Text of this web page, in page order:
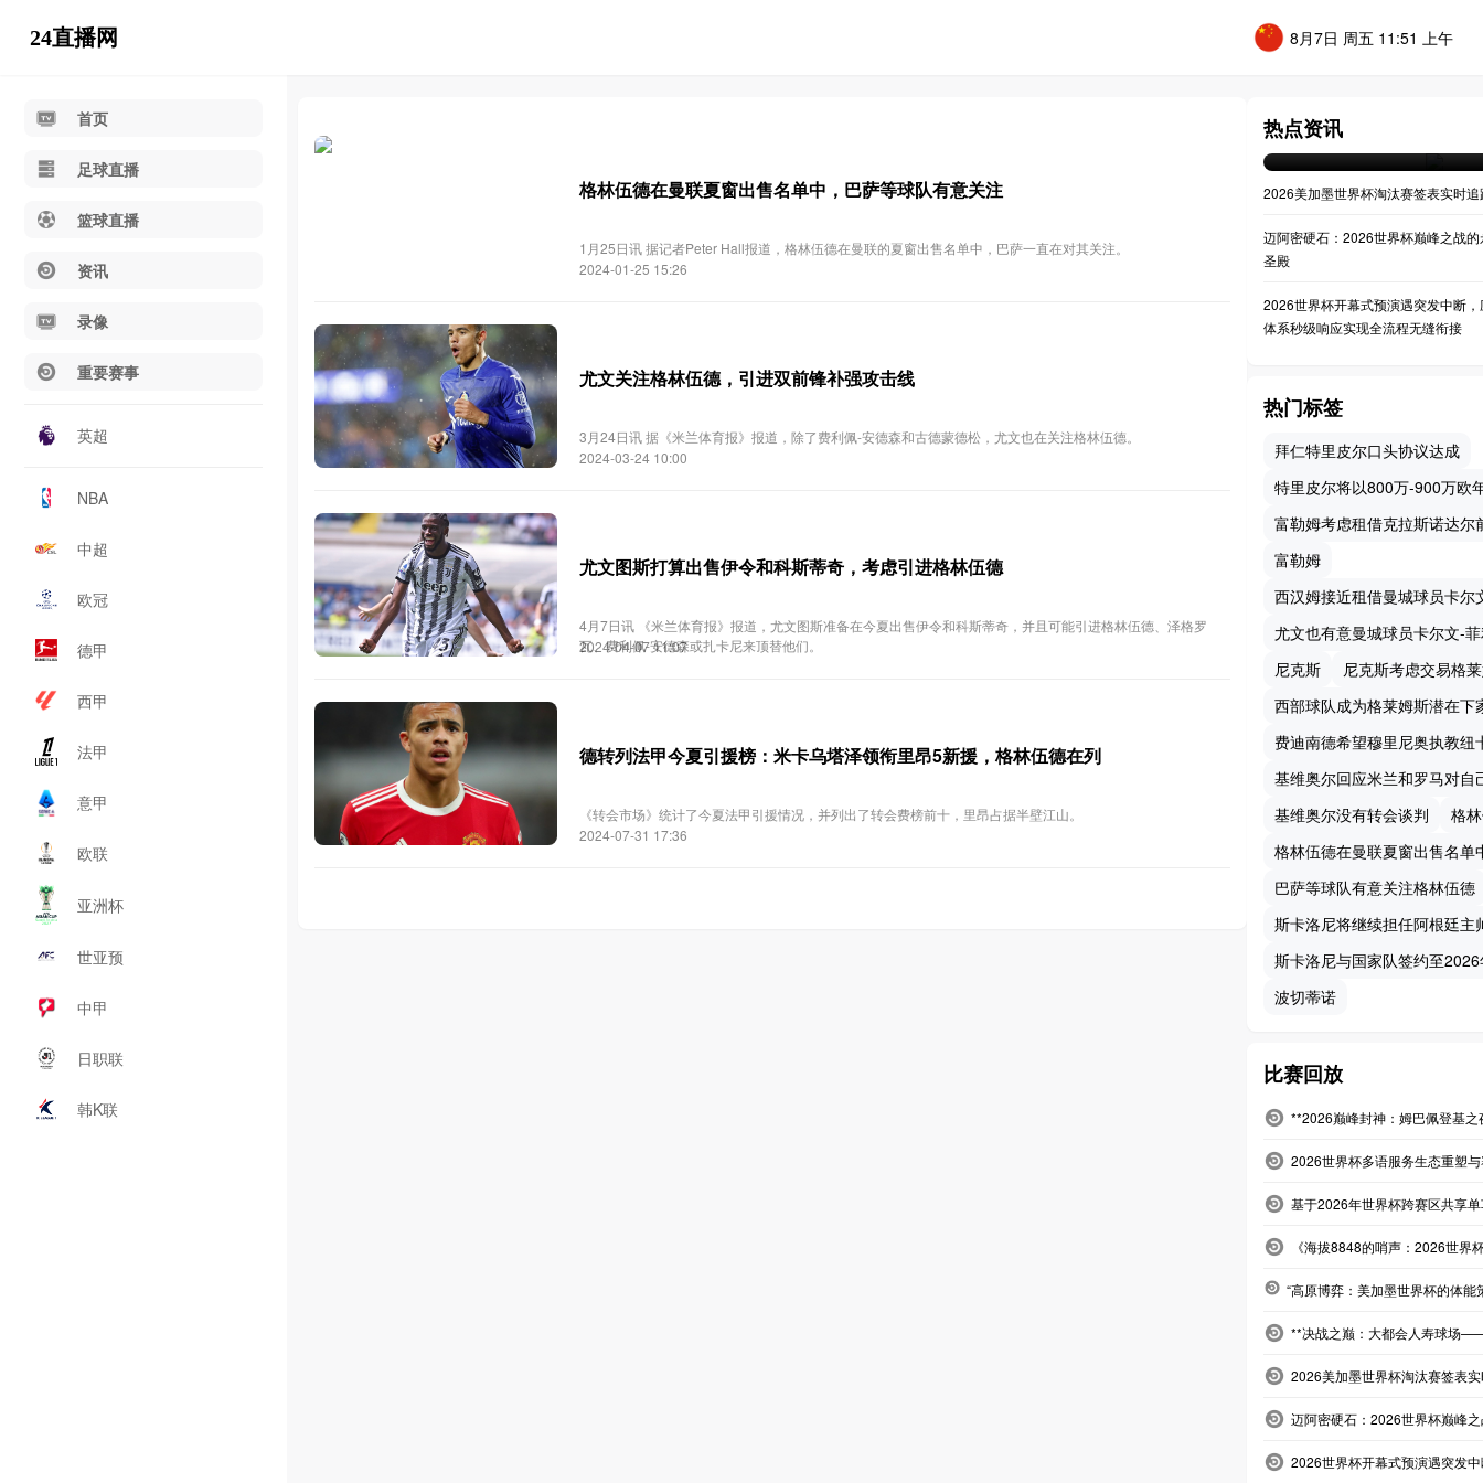
24直播网 8月7日 周五 11:51 上午
首页
足球直播
篮球直播
资讯
录像
重要赛事
英超
NBA
中超
欧冠
德甲
西甲
法甲
意甲
欧联
亚洲杯
世亚预
中甲
日职联
韩K联
格林伍德在曼联夏窗出售名单中，巴萨等球队有意关注
1月25日讯 据记者Peter Hall报道，格林伍德在曼联的夏窗出售名单中，巴萨一直在对其关注。
2024-01-25 15:26
尤文关注格林伍德，引进双前锋补强攻击线
3月24日讯 据《米兰体育报》报道，除了费利佩-安德森和古德蒙德松，尤文也在关注格林伍德。
2024-03-24 10:00
尤文图斯打算出售伊令和科斯蒂奇，考虑引进格林伍德
4月7日讯 《米兰体育报》报道，尤文图斯准备在今夏出售伊令和科斯蒂奇，并且可能引进格林伍德、泽格罗
瓦、费利佩-安德森或扎卡尼来顶替他们。
2024-04-07 11:07
德转列法甲今夏引援榜：米卡乌塔泽领衔里昂5新援，格林伍德在列
​《转会市场》统计了今夏法甲引援情况，并列出了转会费榜前十，里昂占据半壁江山。
2024-07-31 17:36
热点资讯
07-20 04:36
2026美加墨世界杯淘汰赛签表实时追
迈阿密硬石：2026世界杯巅峰之战的
圣殿
2026世界杯开幕式预演遇突发中断，
体系秒级响应实现全流程无缝衔接
热门标签
拜仁特里皮尔口头协议达成
特里皮尔将以800万-900万欧
富勒姆考虑租借克拉斯诺达尔
富勒姆
西汉姆接近租借曼城球员卡尔
尤文也有意曼城球员卡尔文-
尼克斯
尼克斯考虑交易格
西部球队成为格莱姆斯潜在下
费迪南德希望穆里尼奥执教纽
基维奥尔回应米兰和罗马对自
基维奥尔没有转会谈判
格
格林伍德在曼联夏窗出售名单
巴萨等球队有意关注格林伍德
斯卡洛尼将继续担任阿根廷主
斯卡洛尼与国家队签约至
波切蒂诺
比赛回放
**2026巅峰封神：姆巴佩登基之
2026世界杯多语服务生态重塑
基于2026年世界杯跨赛区共享
《海拔8848的哨声：2026世界
“高原博弈：美加墨世界杯的体能
**决战之巅：大都会人寿球场
2026美加墨世界杯淘汰赛签表
迈阿密硬石：2026世界杯巅峰
2026世界杯开幕式预演遇突发